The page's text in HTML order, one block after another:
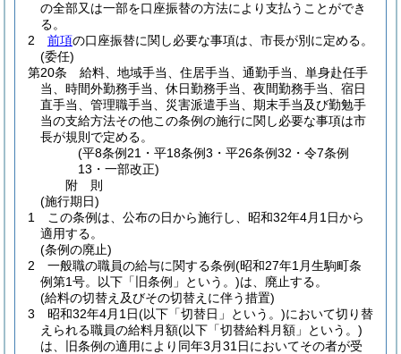
の全部又は一部を口座振替の方法により支払うことができ
る。
2
前項の口座振替に関し必要な事項は、市長が別に定める。
(委任)
第20条
給料、地域手当、住居手当、通勤手当、単身赴任手
当、時間外勤務手当、休日勤務手当、夜間勤務手当、宿日
直手当、管理職手当、災害派遣手当、期末手当及び勤勉手
当の支給方法その他この条例の施行に関し必要な事項は市
長が規則で定める。
(平8条例21・平18条例3・平26条例32・令7条例
13・一部改正)
附 則
(施行期日)
1
この条例は、公布の日から施行し、昭和32年4月1日から
適用する。
(条例の廃止)
2
一般職の職員の給与に関する条例(昭和27年1月生駒町条
例第1号。以下「旧条例」という。)は、廃止する。
(給料の切替え及びその切替えに伴う措置)
3
昭和32年4月1日(以下「切替日」という。)において切り替
えられる職員の給料月額(以下「切替給料月額」という。)
は、旧条例の適用により同年3月31日においてその者が受